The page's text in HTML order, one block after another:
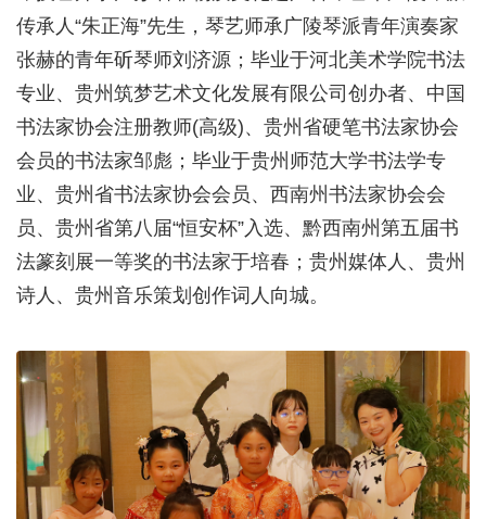
传承人“朱正海”先生，琴艺师承广陵琴派青年演奏家
张赫的青年斫琴师刘济源；毕业于河北美术学院书法
专业、贵州筑梦艺术文化发展有限公司创办者、中国
书法家协会注册教师(高级)、贵州省硬笔书法家协会
会员的书法家邹彪；毕业于贵州师范大学书法学专
业、贵州省书法家协会会员、西南州书法家协会会
员、贵州省第八届“恒安杯”入选、黔西南州第五届书
法篆刻展一等奖的书法家于培春；贵州媒体人、贵州
诗人、贵州音乐策划创作词人向城。